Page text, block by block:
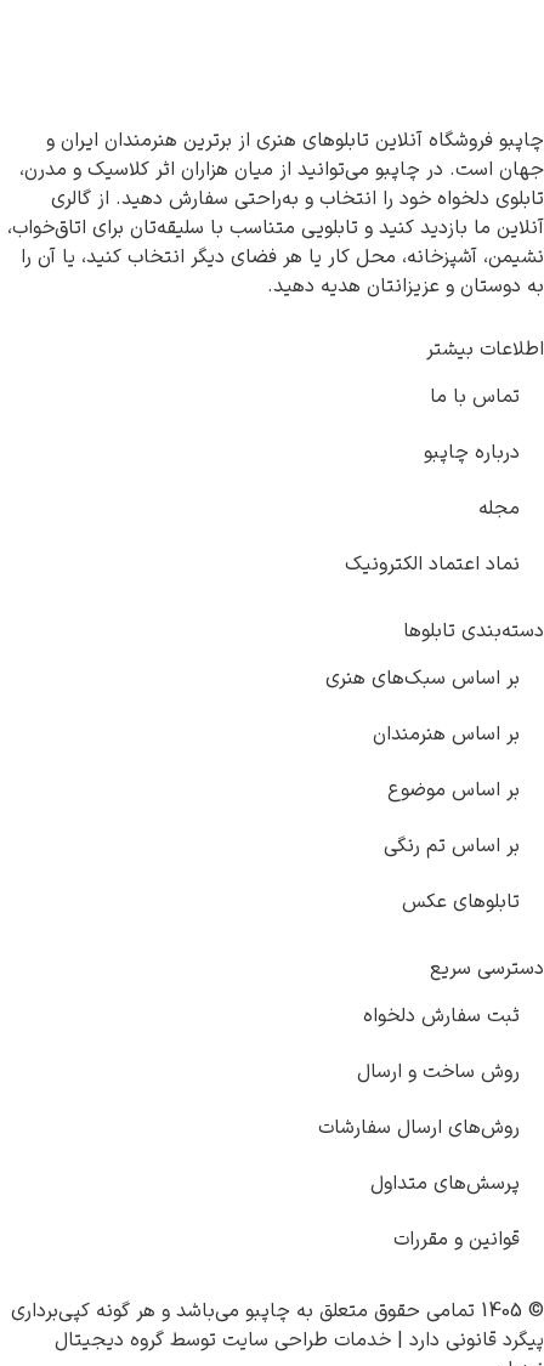
آنلاین تابلوهای هنری از برترین هنرمندان ایران و
در چاپبو می‌توانید از میان هزاران اثر کلاسیک و مدرن،
دلخواه خود را انتخاب و به‌راحتی سفارش دهید. از گالری
بازدید کنید و تابلویی متناسب با سلیقه‌تان برای اتاق‌خواب،
محل کار یا هر فضای دیگر انتخاب کنید، یا آن را
و عزیزانتان هدیه دهید.
بیشتر
با ما
چاپبو
اعتماد الکترونیک
تابلوها
سبک‌های هنری
هنرمندان
موضوع
تم رنگی
عکس
سریع
دلخواه
ساخت و ارسال
ارسال سفارشات
متداول
و مقررات
چاپبومی‌باشد و هر گونه کپی‌برداری
دارد | خدمات طراحی سایت توسط گروه دیجیتال